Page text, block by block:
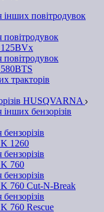
інших повітродувок
повітродувок
повітродувок
тракторів
HUSQVARNA
бензорізів
1260
760
760 Cut-N-Break
760 Rescue